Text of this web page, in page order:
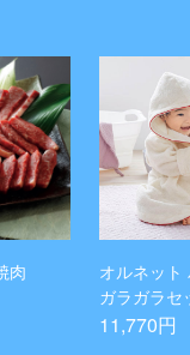
肉
オルネット
ガラガラセ
11,770円